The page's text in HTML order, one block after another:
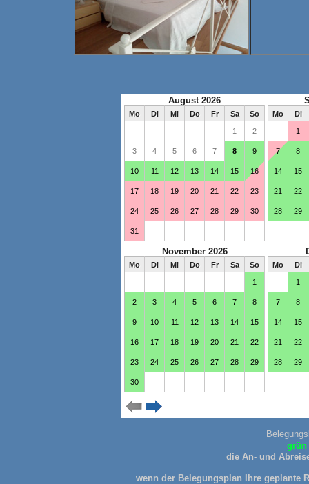
grün
die An- und
wenn der Belegungsplan Ihre geplante